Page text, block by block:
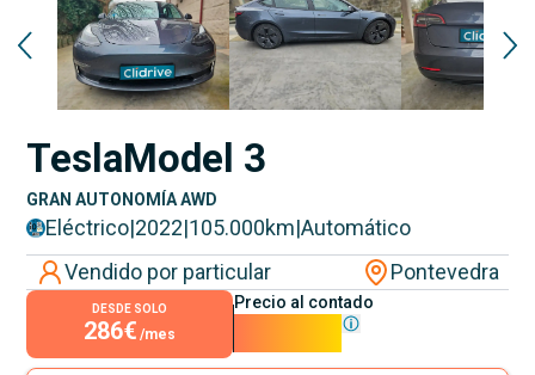
Reservado
TeslaModel 3
GRAN AUTONOMÍA AWD
Eléctrico|2022|105.000km|Automático
Vendido por particular
Pontevedra
DESDE SOLO
286€ /mes
Precio al contado